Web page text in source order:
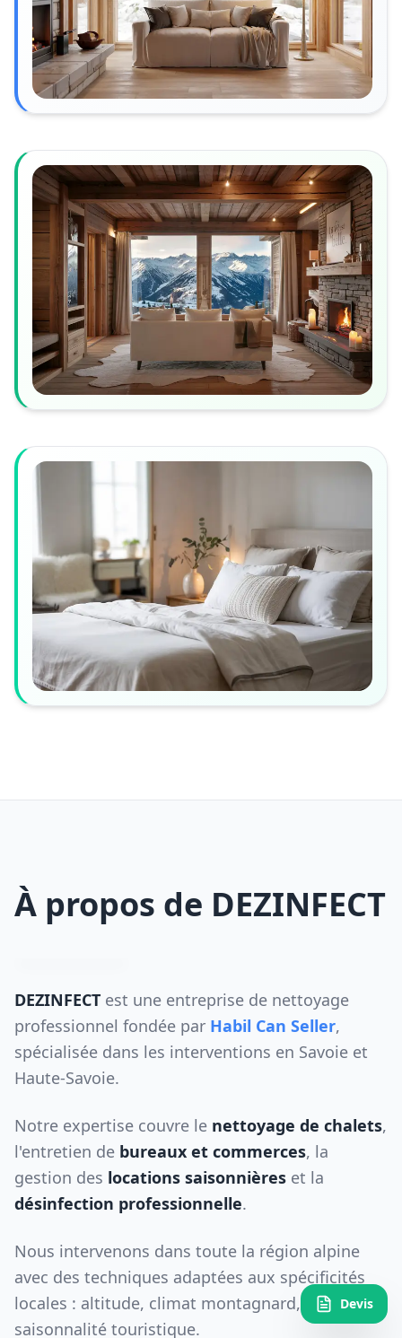
À propos de DEZINFECT
DEZINFECT est une entreprise de nettoyage
professionnel fondée par Habil Can Seller,
spécialisée dans les interventions en Savoie et
Haute-Savoie.
Notre expertise couvre le nettoyage de chalets,
l'entretien de bureaux et commerces, la
gestion des locations saisonnières et la
désinfection professionnelle.
Nous intervenons dans toute la région alpine
avec des techniques adaptées aux spécificités
locales : altitude, climat montagnard,
saisonnalité touristique.
Devis